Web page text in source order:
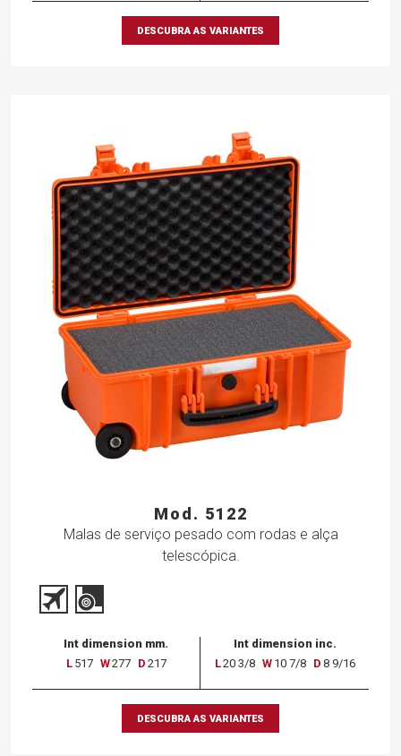
DESCUBRA AS VARIANTES
Mod. 5122
Malas de serviço pesado com rodas e alça
telescópica.
Int dimension mm.
L 517 W277 D 217
Int dimension inc.
L20 3/8 W 10 7/8 D 8 9/16
DESCUBRA AS VARIANTES